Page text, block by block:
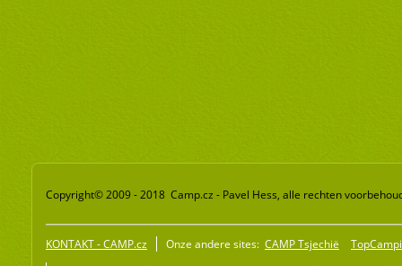
Copyright© 2009 - 2018 Camp.cz - Pavel Hess, alle rechten
KONTAKT - CAMP.cz Onze andere sites: CAMP Tsjechië